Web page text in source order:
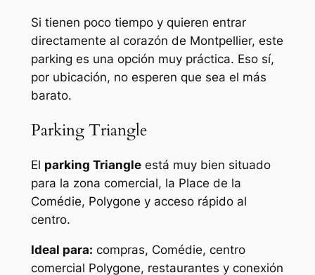
Si tienen poco tiempo y quieren entrar
directamente al corazón de Montpellier, este
parking es una opción muy práctica. Eso sí,
por ubicación, no esperen que sea el más
barato.
Parking Triangle
El parking Triangleestá muy bien situado
para la zona comercial, la Place de la
Comédie, Polygone y acceso rápido al
centro.
Ideal para: compras, Comédie, centro
comercial Polygone, restaurantes y conexión